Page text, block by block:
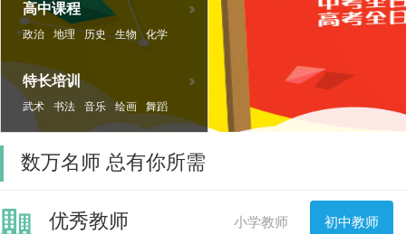
高中课程
政治 地理 历史 生物
化学
特长培训
武术 书法 音乐 绘画
舞蹈
计算机
数万名师 总有你所需
优秀教师 小学教师 初中教师